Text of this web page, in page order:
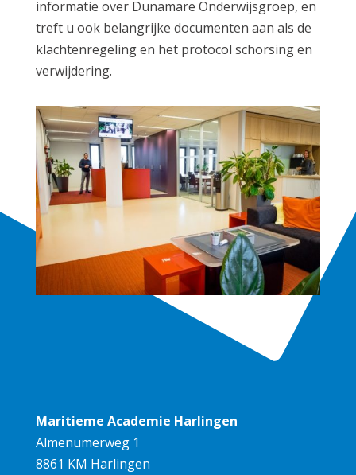
informatie over Dunamare Onderwijsgroep, en
treft u ook belangrijke documenten aan als de
klachtenregeling en het protocol schorsing en
verwijdering.
Maritieme Academie Harlingen
Almenumerweg 1
8861 KM Harlingen